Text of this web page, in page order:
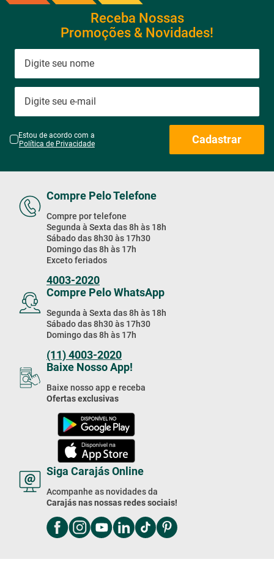
Receba Nossas
Promoções & Novidades!
Estou de acordo com a
Política de Privacidade
Cadastrar
Compre Pelo Telefone
Compre por telefone
Segunda à Sexta das 8h às 18h
Sábado das 8h30 às 17h30
Domingo das 8h às 17h
Exceto feriados
4003-2020
Compre Pelo WhatsApp
Segunda à Sexta das 8h às 18h
Sábado das 8h30 às 17h30
Domingo das 8h às 17h
(11) 4003-2020
Baixe Nosso App!
Baixe nosso app e receba
Ofertas exclusivas
Siga Carajás Online
Acompanhe as novidades da
Carajás nas nossas redes sociais!